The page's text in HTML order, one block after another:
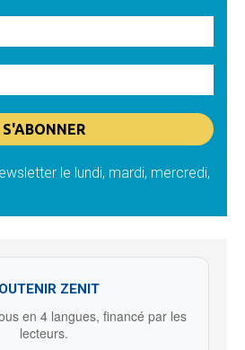
le lundi, mardi, mercredi,
ZENIT
en 4 langues, financé par les
lecteurs.